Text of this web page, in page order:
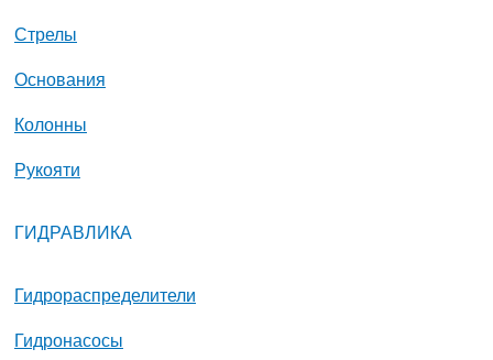
Стрелы
Основания
Колонны
Рукояти
ГИДРАВЛИКА
Гидрораспределители
Гидронасосы